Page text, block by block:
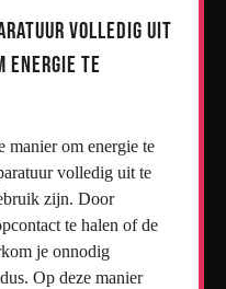
volledig uit
energie te
manier om energie te
volledig uit te
zijn. Door
te halen of de
je onnodig
Op deze manier